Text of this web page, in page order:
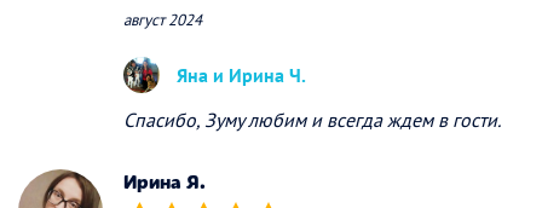
август 2024
Яна и Ирина Ч.
Спасибо, Зуму любим и всегда ждем в гости.
Ирина Я.